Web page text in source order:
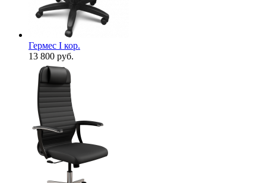
Гермес I кор.
13 800 руб.